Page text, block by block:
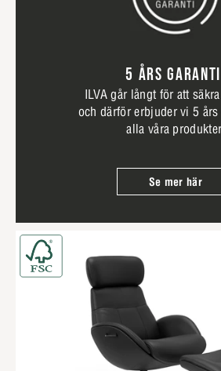
5 ÅRS GARANTI
ILVA går långt för att
och därför erbjuder vi 5 års
alla våra
Se mer här